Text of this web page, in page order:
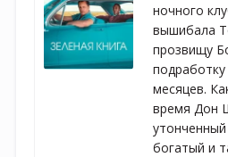
ночного
вышибала
прозвищу
месяцев.
время Дон
богатый и